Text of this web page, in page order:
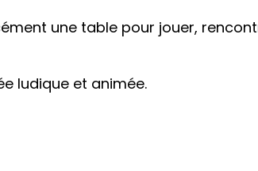
une table pour jouer,
ludique et animée.